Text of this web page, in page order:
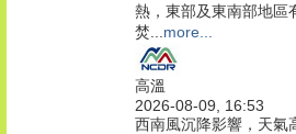
熱，東部及東南部地區
焚... more...
高溫
2026-08-09, 16:53
西南風沉降影響，天氣